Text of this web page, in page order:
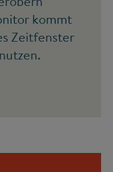
kommt
Zeitfenster